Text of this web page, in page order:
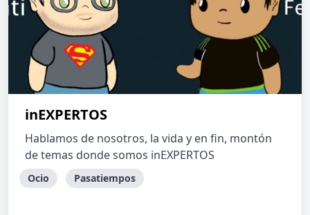
inEXPERTOS
Hablamos de nosotros, la vida y en fin, montón
de temas donde somos inEXPERTOS
Ocio Pasatiempos